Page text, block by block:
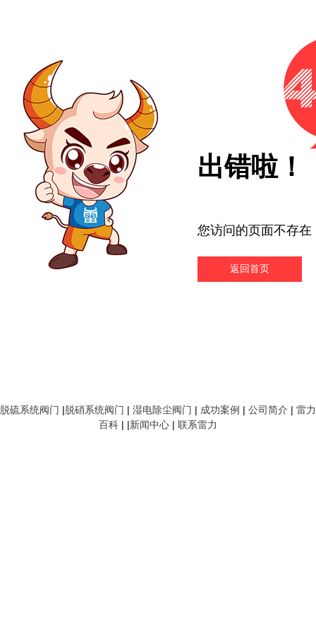
出错啦！
您访问的页面不存在
返回首页
脱硫系统阀门 |脱硝系统阀门 | 湿电除尘阀门 | 成功案例 | 公司简介 | 雷力
百科 | |新闻中心 | 联系雷力